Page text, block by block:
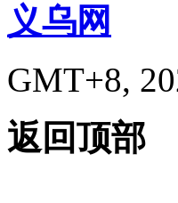
义乌网
GMT+8,
返回顶部